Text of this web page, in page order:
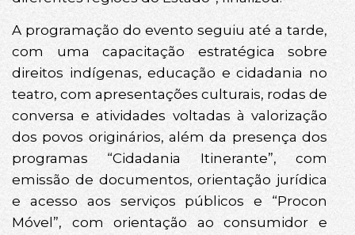
A programação do evento seguiu até a tarde,
com uma capacitação estratégica sobre
direitos indígenas, educação e cidadania no
teatro, com apresentações culturais, rodas de
conversa e atividades voltadas à valorização
dos povos originários, além da presença dos
programas “Cidadania Itinerante”, com
emissão de documentos, orientação jurídica
e acesso aos serviços públicos e “Procon
Móvel”, com orientação ao consumidor e